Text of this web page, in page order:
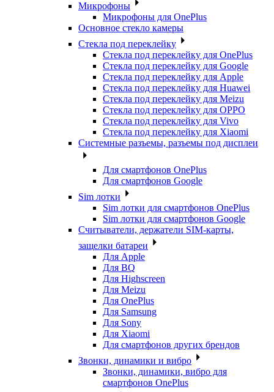
Микрофоны
Микрофоны для OnePlus
Основное стекло камеры
Стекла под переклейку
Стекла под переклейку для OnePlus
Стекла под переклейку для Google
Стекла под переклейку для Apple
Стекла под переклейку для Huawei
Стекла под переклейку для Meizu
Стекла под переклейку для OPPO
Стекла под переклейку для Vivo
Стекла под переклейку для Xiaomi
Системные разъемы, разъемы под дисплеи
Для смартфонов OnePlus
Для смартфонов Google
Sim лотки
Sim лотки для смартфонов OnePlus
Sim лотки для смартфонов Google
Считыватели, держатели SIM-карты,
защелки батареи
Для Apple
Для BQ
Для Highscreen
Для Meizu
Для OnePlus
Для Samsung
Для Sony
Для Xiaomi
Для смартфонов других брендов
Звонки, динамики и вибро
Звонки, динамики, вибро для
смартфонов OnePlus